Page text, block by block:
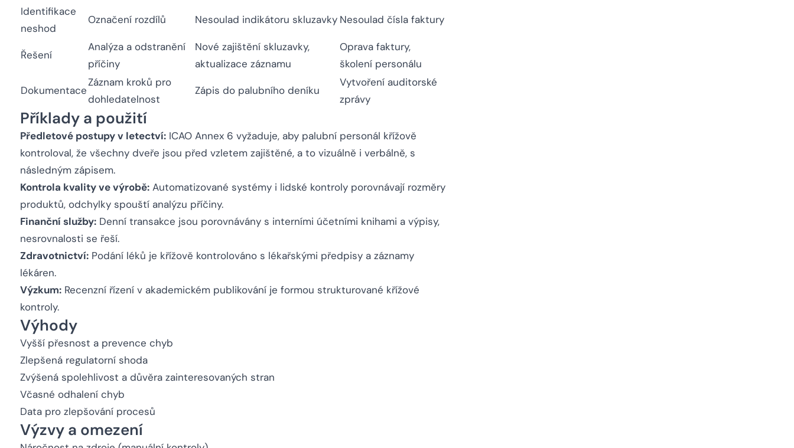
Identifikace
neshod
Označení rozdílů Nesoulad indikátoru skluzavky Nesoulad čísla faktury
Řešení
Analýza a odstranění
příčiny
Nové zajištění skluzavky,
aktualizace záznamu
Oprava faktury,
školení personálu
Dokumentace
Záznam kroků pro
dohledatelnost
Zápis do palubního deníku
Vytvoření auditorské
zprávy
Příklady a použití
Předletové postupy v letectví: ICAO Annex 6 vyžaduje, aby palubní personál křížově
kontroloval, že všechny dveře jsou před vzletem zajištěné, a to vizuálně i verbálně, s
následným zápisem.
Kontrola kvality ve výrobě: Automatizované systémy i lidské kontroly porovnávají rozměry
produktů, odchylky spouští analýzu příčiny.
Finanční služby: Denní transakce jsou porovnávány s interními účetními knihami a výpisy,
nesrovnalosti se řeší.
Zdravotnictví: Podání léků je křížově kontrolováno s lékařskými předpisy a záznamy
lékáren.
Výzkum: Recenzní řízení v akademickém publikování je formou strukturované křížové
kontroly.
Výhody
Vyšší přesnost a prevence chyb
Zlepšená regulatorní shoda
Zvýšená spolehlivost a důvěra zainteresovaných stran
Včasné odhalení chyb
Data pro zlepšování procesů
Výzvy a omezení